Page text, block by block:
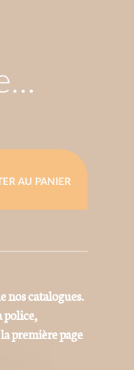
AU PANIER
nos catalogues.
police,
première page